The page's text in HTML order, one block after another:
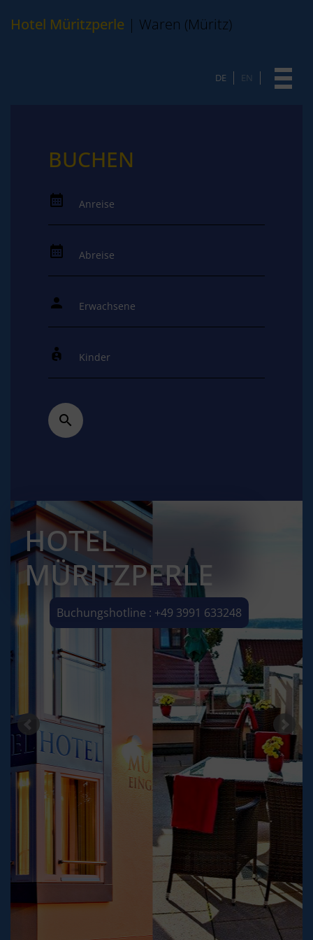
Hotel Müritzperle | Waren (Müritz)
DE EN
BUCHEN
HOTEL
MÜRITZPERLE
Buchungshotline : +49 3991 633248